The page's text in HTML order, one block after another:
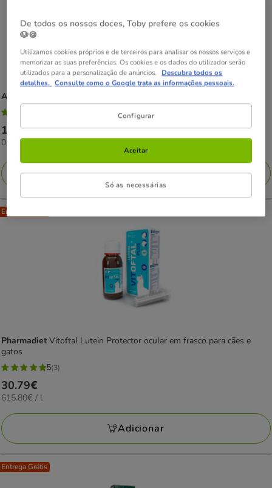
Artero
4.6
estrelas
com
5
avaliações
Preço
17.99€
17.99€
0.07€
ml
0.07€ / ml
Adicionar
Entrega Grátis
PharmadietVitoftal Lutein Protector ocular em frasco para cães e
gatos
5
estrelas
com
3
avaliações
5(3)
Preço
30.79€
30.79€
615.80€
L
615.80€ / l
Adicionar
Entrega Grátis
De todos os nossos doces, Toby prefere os cookies
🐶🍪
Utilizamos cookies próprios e de terceiros para analisar os nossos serviços e
memorizar as suas preferências. Os cookies e os dados do utilizador serão
utilizados para a personalização de anúncios. Descubra todos os
detalhes. Consulte como o Google trata as informações pessoais.
Configurar
Só as necessárias
Aceitar